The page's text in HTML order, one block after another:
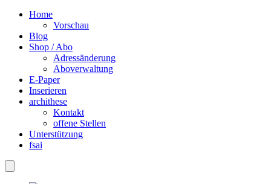
Home
Vorschau
Blog
Shop / Abo
Adressänderung
Aboverwaltung
E-Paper
Inserieren
archithese
Kontakt
offene Stellen
Unterstützung
fsai